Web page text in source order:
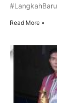
#LangkahBaru
Read More »